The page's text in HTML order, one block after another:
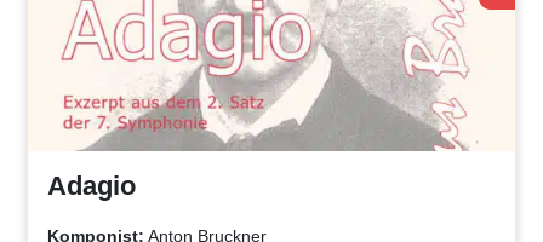
Adagio
Komponist: Anton Bruckner